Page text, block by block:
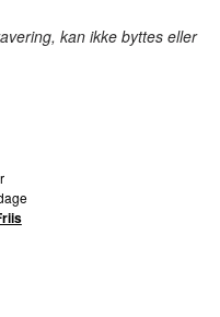
kan ikke byttes eller